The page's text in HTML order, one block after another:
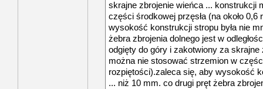
skrajne zbrojenie wieńca ... konstrukcji
części środkowej przęsła (na około
wysokość konstrukcji stropu była nie
żebra zbrojenia dolnego jest w
odgięty do góry i zakotwiony za
można nie stosować strzemion w
rozpiętości).zaleca się, aby wysokość
... niż 10 mm. co drugi pręt żebra